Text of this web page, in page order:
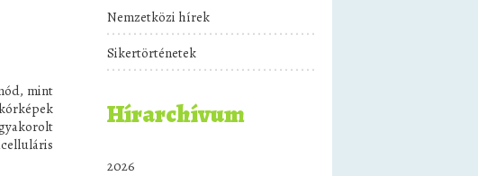
mint
Nemzetközi hírek
Sikertörténetek
Hírarchívum
2026